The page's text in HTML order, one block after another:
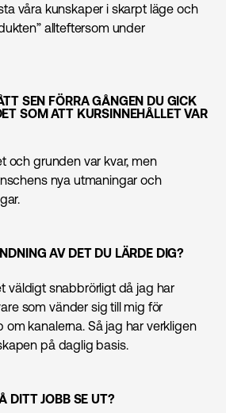
våra kunskaper i skarpt läge och
allteftersom under
SEN FÖRRA GÅNGEN DU GICK
SOM ATT KURSINNEHÅLLET VAR
och grunden var kvar, men
nya utmaningar och
AV DET DU LÄRDE DIG?
väldigt snabbrörligt då jag har
som vänder sig till mig för
kanalerna. Så jag har verkligen
på daglig basis.
DITT JOBB SE UT?